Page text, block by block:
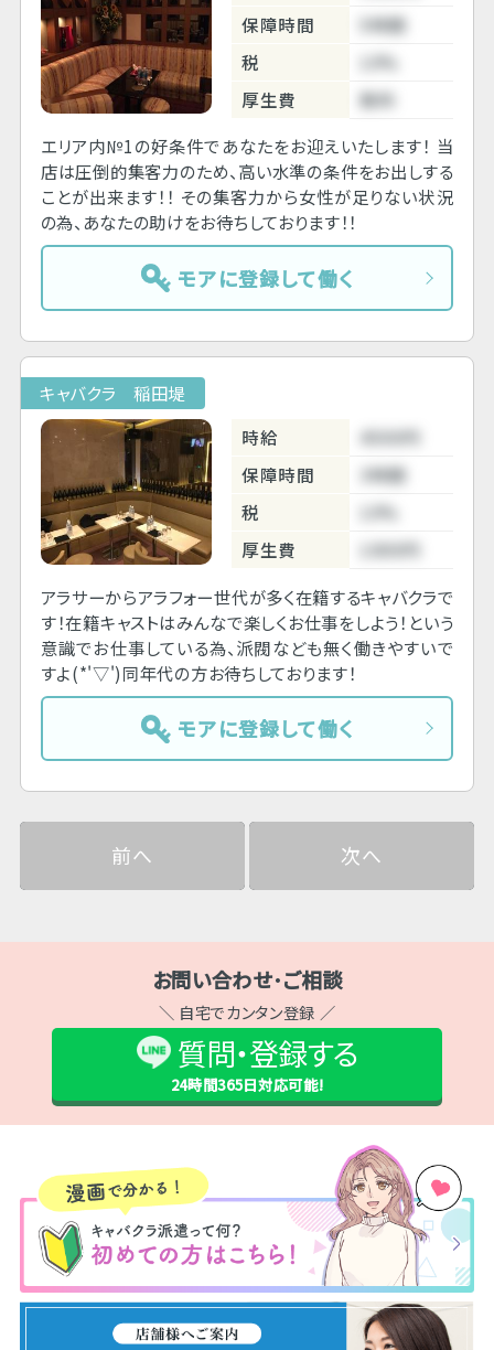
保障時間
5時間
税
10%
厚生費
無料
エリア内№1の好条件であなたをお迎えいたします！ 当
店は圧倒的集客力のため、高い水準の条件をお出しする
ことが出来ます！！ その集客力から女性が足りない状況
の為、あなたの助けをお待ちしております！！
モアに登録して働く
キャバクラ 稲田堤
時給
4500円
保障時間
3時間
税
10%
厚生費
1000円
アラサーからアラフォー世代が多く在籍するキャバクラで
す！在籍キャストはみんなで楽しくお仕事をしよう！という
意識でお仕事している為、派閥なども無く働きやすいで
すよ(*'▽')同年代の方お待ちしております！
モアに登録して働く
前へ 次へ
お問い合わせ･ご相談
＼ 自宅でカンタン登録 ／
質問・登録する
24時間365日対応可能!